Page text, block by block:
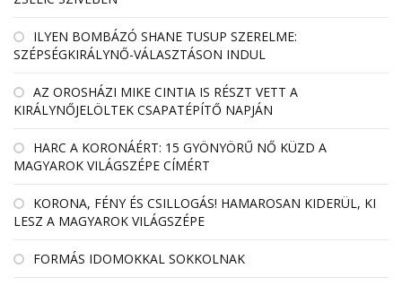
ILYEN BOMBÁZÓ SHANE TUSUP SZERELME:
SZÉPSÉGKIRÁLYNŐ-VÁLASZTÁSON INDUL
AZ OROSHÁZI MIKE CINTIA IS RÉSZT VETT A
KIRÁLYNŐJELÖLTEK CSAPATÉPÍTŐ NAPJÁN
HARC A KORONÁÉRT: 15 GYÖNYÖRŰ NŐ KÜZD A
MAGYAROK VILÁGSZÉPE CÍMÉRT
KORONA, FÉNY ÉS CSILLOGÁS! HAMAROSAN KIDERÜL, KI
LESZ A MAGYAROK VILÁGSZÉPE
FORMÁS IDOMOKKAL SOKKOLNAK